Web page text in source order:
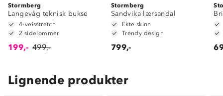
Stormberg
Langevåg teknisk bukse
4-veisstretch
2 sidelommer
199,- 499,-
Stormberg
Sandvika lærsandal
Ekte skinn
Trendy design
799,-
Lignende produkter